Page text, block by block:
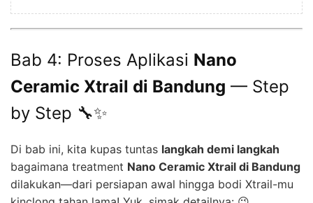
Bab 4: Proses Aplikasi Nano
Ceramic Xtrail di Bandung — Step
by Step 🔧✨
Di bab ini, kita kupas tuntas langkah demi langkah
bagaimana treatment Nano Ceramic Xtrail di Bandung
dilakukan—dari persiapan awal hingga bodi Xtrail-mu